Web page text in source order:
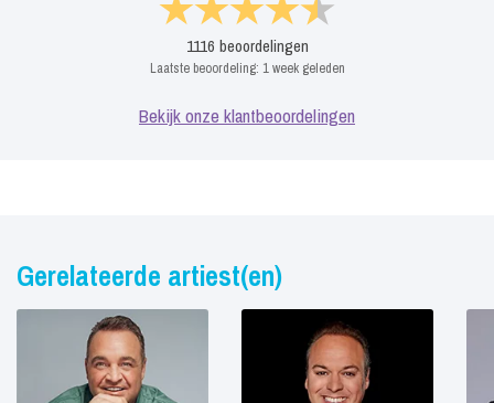
1116 beoordelingen
Laatste beoordeling: 1 week geleden
Bekijk onze klantbeoordelingen
Gerelateerde artiest(en)